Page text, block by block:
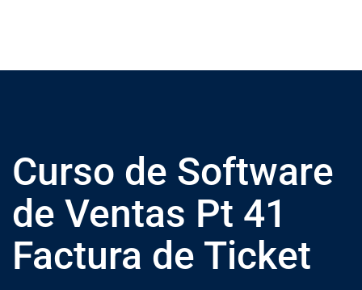
Curso de Software
de Ventas Pt 41
Factura de Ticket